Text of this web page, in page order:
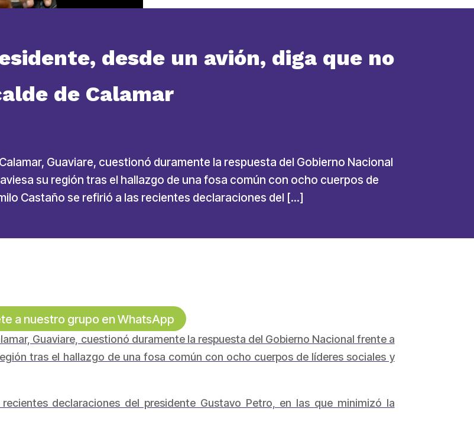
desde un avión, diga que no
de Calamar
Guaviare, cuestionó duramente la respuesta del Gobierno Nacional
su región tras el hallazgo de una fosa común con ocho cuerpos de
Castaño se refirió a las recientes declaraciones del […]
a nuestro grupo en WhatsApp
Guaviare, cuestionó duramente la respuesta del Gobierno Nacional frente a
tras el hallazgo de una fosa común con ocho cuerpos de líderes sociales y
declaraciones del presidente Gustavo Petro, en las que minimizó la